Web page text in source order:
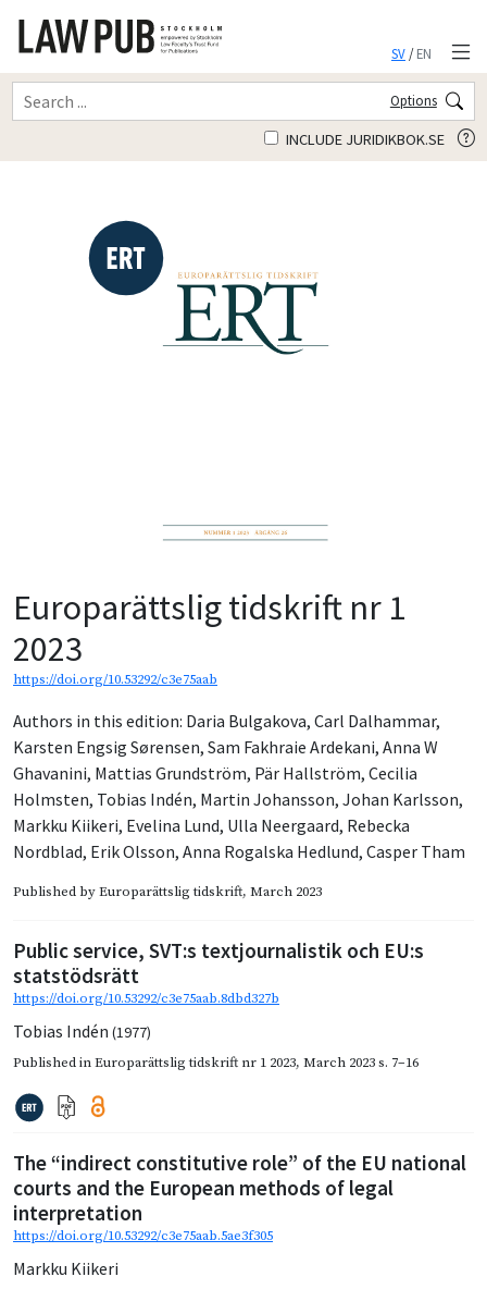
SV/EN
Options
INCLUDE JURIDIKBOK.SE
Europarättslig tidskrift nr 1
2023
https://doi.org/10.53292/c3e75aab
Authors in this edition: Daria Bulgakova, Carl Dalhammar,
Karsten Engsig Sørensen, Sam Fakhraie Ardekani, Anna W
Ghavanini, Mattias Grundström, Pär Hallström, Cecilia
Holmsten, Tobias Indén, Martin Johansson, Johan Karlsson,
Markku Kiikeri, Evelina Lund, Ulla Neergaard, Rebecka
Nordblad, Erik Olsson, Anna Rogalska Hedlund, Casper Tham
Published byEuroparättslig tidskrift, March 2023
Public service, SVT:s textjournalistik och EU:s
statstödsrätt
https://doi.org/10.53292/c3e75aab.8dbd327b
Tobias Indén (1977)
Published inEuroparättslig tidskrift nr 1 2023, March 2023s. 7–16
The “indirect constitutive role” of the EU national
courts and the European methods of legal
interpretation
https://doi.org/10.53292/c3e75aab.5ae3f305
Markku Kiikeri